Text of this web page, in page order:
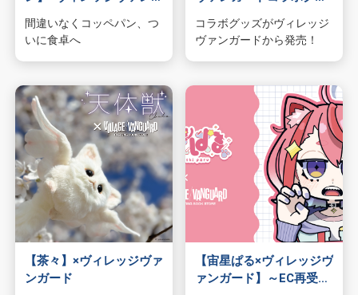
間違いなくコッペパン、つ
いに食卓へ
コラボグッズがヴィレッジ
ヴァンガードから発売！
【茶々】×ヴィレッジヴァ
ンガード
【宙星ぱる×ヴィレッジヴ
ァンガード】～EC再受注